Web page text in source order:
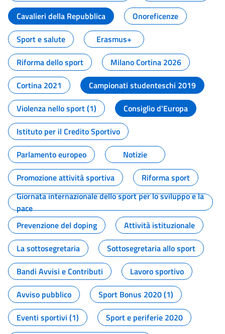
Cavalieri della Repubblica
Onoreficenze
Sport e salute
Erasmus+
Riforma dello sport
Milano Cortina 2026
Cortina 2021
Campionati studenteschi 2019
Violenza nello sport (1)
Consiglio d'Europa
Istituto per il Credito Sportivo
Parlamento europeo
Notizie
Promozione attività sportiva
Riforma sport
Giornata internazionale dello sport per lo sviluppo e la
pace
Prevenzione del doping
Attività istituzionale
La sottosegretaria
Sottosegretaria allo sport
Bandi Avvisi e Contributi
Lavoro sportivo
Avviso pubblico
Sport Bonus 2020 (1)
Eventi sportivi (1)
Sport e periferie 2020